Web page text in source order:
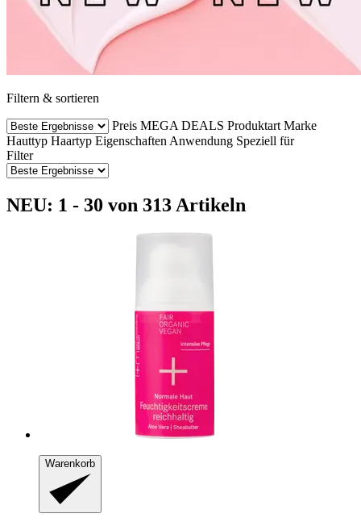
Filtern & sortieren
Preis MEGA DEALS Produktart Marke
Hauttyp Haartyp Eigenschaften Anwendung Speziell für
Filter
NEU: 1 - 30 von 313 Artikeln
Warenkorb